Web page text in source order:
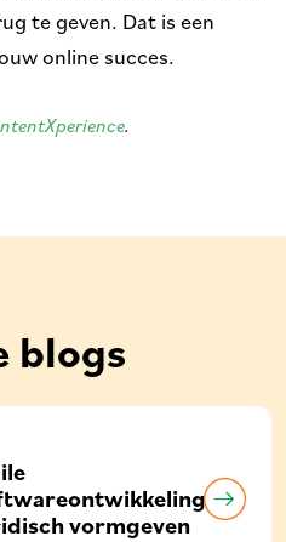
te geven. Dat is een
online succes.
.
blogs
vormgeven